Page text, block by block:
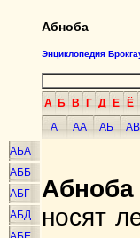
Абноба
Энциклопедия
А Б В Г Д Е Ё
А
АА АБ АВ
АБА
АББ
АБГ
АБД
Абноба
носят